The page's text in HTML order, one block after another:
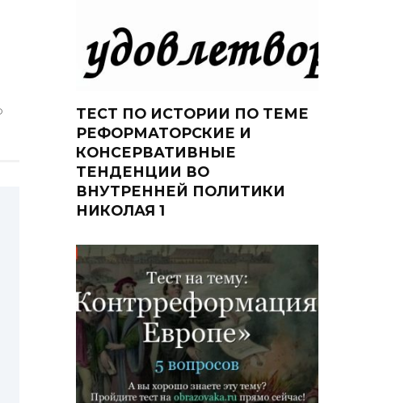
ТЕСТ ПО ИСТОРИИ ПО ТЕМЕ
РЕФОРМАТОРСКИЕ И
КОНСЕРВАТИВНЫЕ
ТЕНДЕНЦИИ ВО
ВНУТРЕННЕЙ ПОЛИТИКИ
НИКОЛАЯ 1